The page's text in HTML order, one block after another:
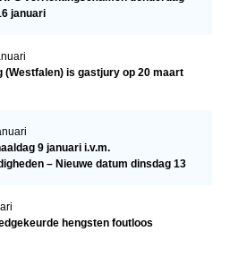
januari
(Westfalen) is gastjury op 20 maart
9 januari i.v.m.
– Nieuwe datum dinsdag 13
hengsten foutloos